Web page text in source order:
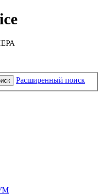
Расширенный поиск